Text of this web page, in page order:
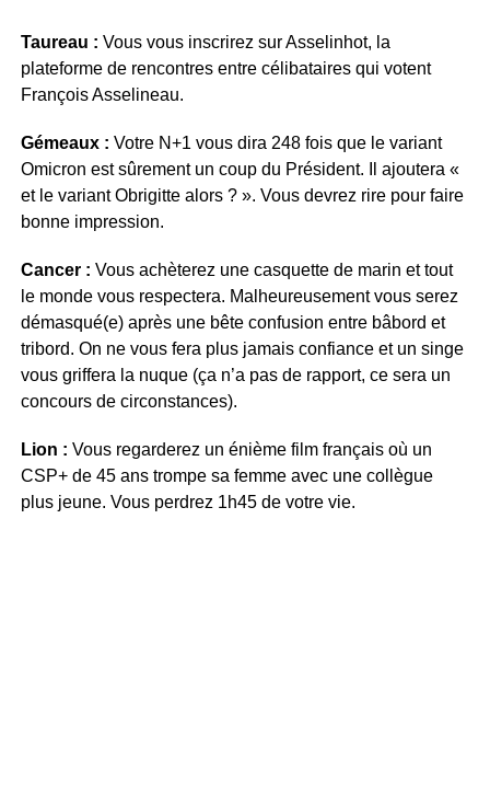
Taureau : Vous vous inscrirez sur Asselinhot, la
plateforme de rencontres entre célibataires qui votent
François Asselineau.
Gémeaux : Votre N+1 vous dira 248 fois que le variant
Omicron est sûrement un coup du Président. Il ajoutera «
et le variant Obrigitte alors ? ». Vous devrez rire pour faire
bonne impression.
Cancer : Vous achèterez une casquette de marin et tout
le monde vous respectera. Malheureusement vous serez
démasqué(e) après une bête confusion entre bâbord et
tribord. On ne vous fera plus jamais confiance et un singe
vous griffera la nuque (ça n’a pas de rapport, ce sera un
concours de circonstances).
Lion : Vous regarderez un énième film français où un
CSP+ de 45 ans trompe sa femme avec une collègue
plus jeune. Vous perdrez 1h45 de votre vie.